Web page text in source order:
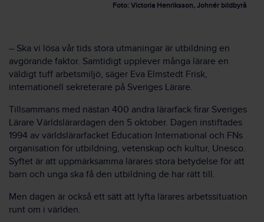
Foto: Victoria Henriksson, Johnér bildbyrå
– Ska vi lösa vår tids stora utmaningar är utbildning en
avgörande faktor. Samtidigt upplever många lärare en
väldigt tuff arbetsmiljö, säger Eva Elmstedt Frisk,
internationell sekreterare på Sveriges Lärare.
Tillsammans med nästan 400 andra lärarfack firar Sveriges
Lärare Världslärardagen den 5 oktober. Dagen instiftades
1994 av världslärarfacket Education International och FNs
organisation för utbildning, vetenskap och kultur, Unesco.
Syftet är att uppmärksamma lärares stora betydelse för att
barn och unga ska få den utbildning de har rätt till.
Men dagen är också ett sätt att lyfta lärares arbetssituation
runt om i världen.